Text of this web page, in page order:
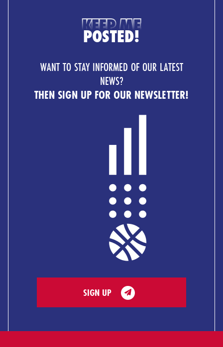
KEEP ME
POSTED!
WANT TO STAY INFORMED OF OUR LATEST
NEWS?
THEN SIGN UP FOR OUR NEWSLETTER!
SIGN UP